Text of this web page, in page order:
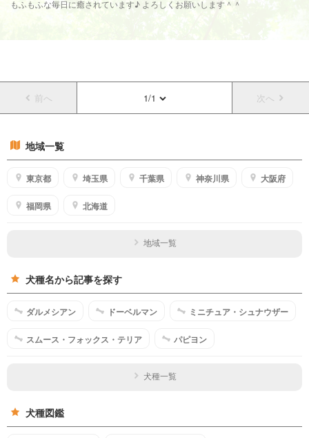
もふもふな毎日に癒されています♪ よろしくお願いします＾＾
前へ 1/1 次へ
地域一覧
東京都 埼玉県 千葉県 神奈川県 大阪府
福岡県 北海道
地域一覧
犬種名から記事を探す
ダルメシアン ドーベルマン ミニチュア・シュナウザー
スムース・フォックス・テリア パピヨン
犬種一覧
犬種図鑑